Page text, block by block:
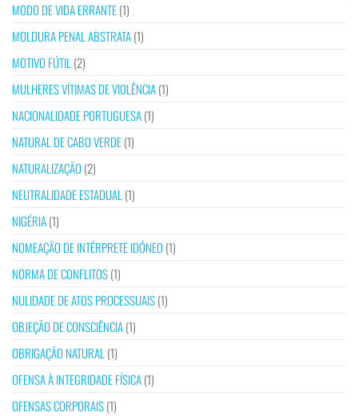
MODO DE VIDA ERRANTE(1)
MOLDURA PENAL ABSTRATA(1)
MOTIVO FÚTIL (2)
MULHERES VÍTIMAS DE VIOLÊNCIA(1)
NACIONALIDADE PORTUGUESA(1)
NATURAL DE CABO VERDE(1)
NATURALIZAÇÃO (2)
NEUTRALIDADE ESTADUAL (1)
NIGÉRIA(1)
NOMEAÇÃO DE INTÉRPRETE IDÓNEO (1)
NORMA DE CONFLITOS(1)
NULIDADE DE ATOS PROCESSUAIS(1)
OBJEÇÃO DE CONSCIÊNCIA(1)
OBRIGAÇÃO NATURAL (1)
OFENSA À INTEGRIDADE FÍSICA(1)
OFENSAS CORPORAIS(1)